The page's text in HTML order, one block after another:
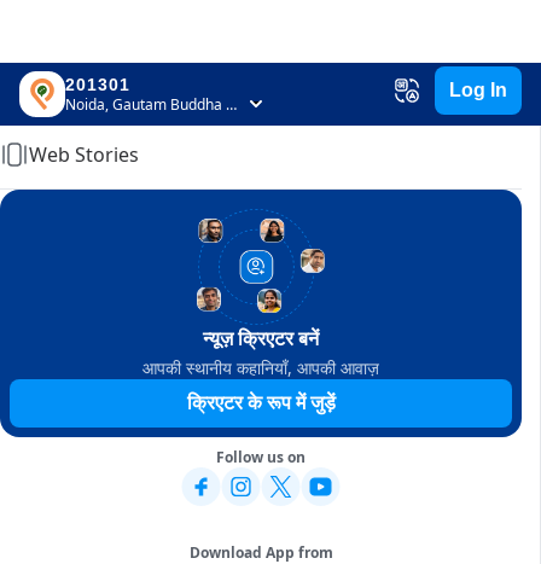
201301
Noida, Gautam Buddha Nagar, Uttar Pradesh
Log In
Home
Web Stories
न्यूज़ क्रिएटर बनें
आपकी स्थानीय कहानियाँ, आपकी आवाज़
क्रिएटर के रूप में जुड़ें
Follow us on
Download App from